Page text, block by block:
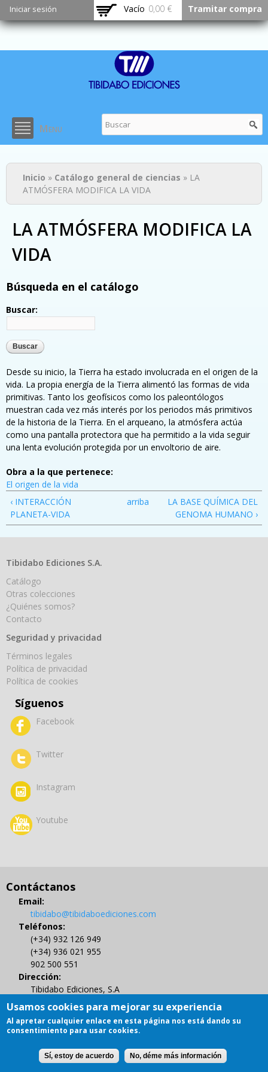
Pasar al
contenido
principal
Iniciar sesión Vacío 0,00 € Tramitar compra
Menu
Usted está aquí
Inicio » Catálogo general de ciencias » LA
ATMÓSFERA MODIFICA LA VIDA
LA ATMÓSFERA MODIFICA LA
VIDA
Búsqueda en el catálogo
Buscar:
Desde su inicio, la Tierra ha estado involucrada en el origen de la
vida. La propia energía de la Tierra alimentó las formas de vida
primitivas. Tanto los geofísicos como los paleontólogos
muestran cada vez más interés por los periodos más primitivos
de la historia de la Tierra. En el arqueano, la atmósfera actúa
como una pantalla protectora que ha permitido a la vida seguir
una lenta evolución protegida por un envoltorio de aire.
Obra a la que pertenece:
El origen de la vida
‹ INTERACCIÓN
PLANETA-VIDA
arriba
LA BASE QUÍMICA DEL
GENOMA HUMANO ›
Tibidabo Ediciones S.A.
Catálogo
Otras colecciones
¿Quiénes somos?
Contacto
Seguridad y privacidad
Términos legales
Política de privacidad
Política de cookies
Síguenos
Facebook
Twitter
Instagram
Youtube
Contáctanos
Email:
tibidabo@tibidaboediciones.com
Teléfonos:
(+34) 932 126 949
(+34) 936 021 955
902 500 551
Dirección:
Tibidabo Ediciones, S.A
C/ Muntaner 479, 4º
08021 BARCELONA
Gestión de Derechos de Autor
Usamos cookies para mejorar su experiencia
Al apretar cualquier enlace en esta página nos está dando su
consentimiento para usar cookies.
Sí, estoy de acuerdo No, déme más información